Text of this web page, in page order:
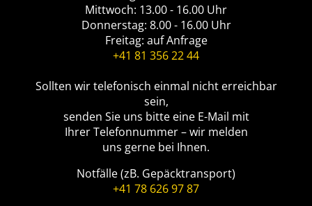
Mittwoch: 13.00 - 16.00 Uhr
Donnerstag: 8.00 - 16.00 Uhr
Freitag: auf Anfrage
+41 81 356 22 44
Sollten wir telefonisch einmal nicht erreichbar
sein,
senden Sie uns bitte eine E-Mail mit
Ihrer Telefonnummer – wir melden
uns gerne bei Ihnen.
Notfälle (zB. Gepäcktransport)
+41 78 626 97 87